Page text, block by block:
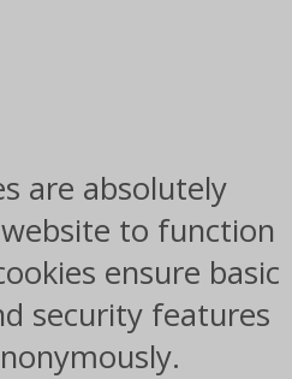
are absolutely
to function
ensure basic
security features